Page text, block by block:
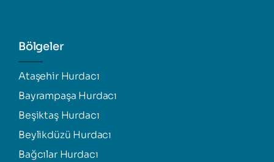
Bölgeler
Ataşehir Hurdacı
Bayrampaşa Hurdacı
Beşiktaş Hurdacı
Beylikdüzü Hurdacı
Bağcılar Hurdacı